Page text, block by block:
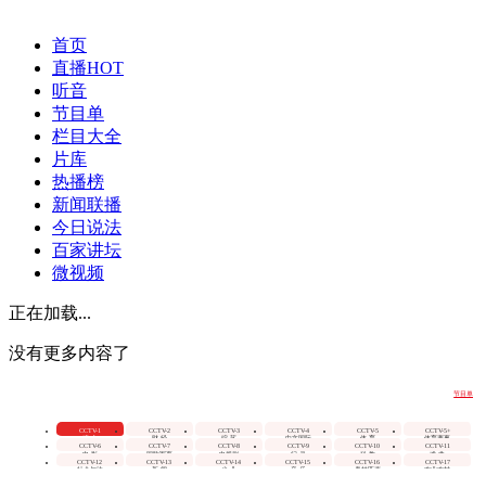
首页
直播HOT
听音
节目单
栏目大全
片库
热播榜
新闻联播
今日说法
百家讲坛
微视频
正在加载...
没有更多内容了
节目单
CCTV-1
CCTV-2
财 经
CCTV-3
综 艺
CCTV-4
中文国际
CCTV-5
体 育
CCTV-5+
体育赛事
CCTV-6
电 影
CCTV-7
国防军事
CCTV-8
电视剧
CCTV-9
纪 录
CCTV-10
科 教
CCTV-11
戏 曲
CCTV-12
社会与法
CCTV-13
新 闻
CCTV-14
少 儿
CCTV-15
音 乐
CCTV-16
奥林匹克
CCTV-17
农业农村